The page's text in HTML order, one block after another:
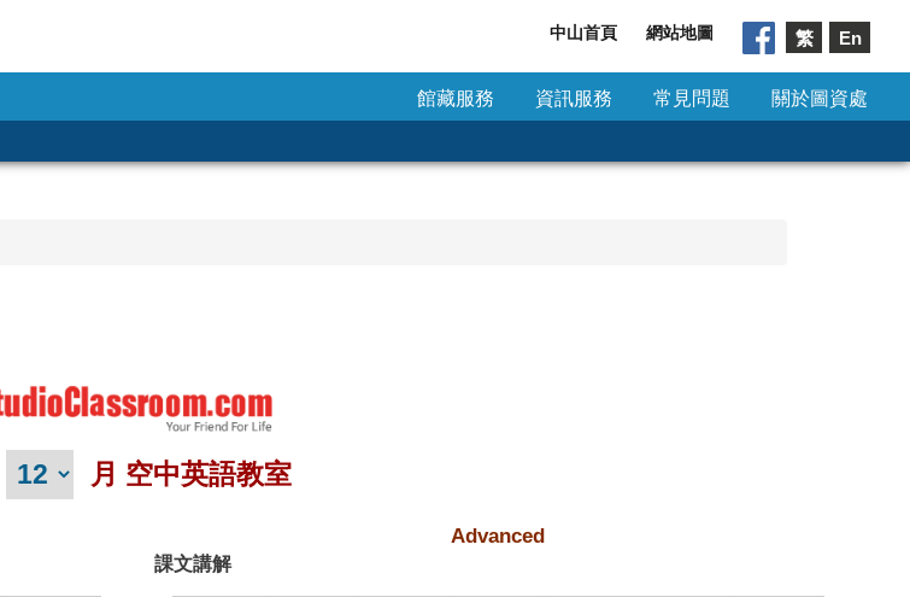
中山首頁 網站地圖 繁 En
館藏服務 資訊服務 常見問題 關於圖資處
月 空中英語教室
Advanced
課文講解